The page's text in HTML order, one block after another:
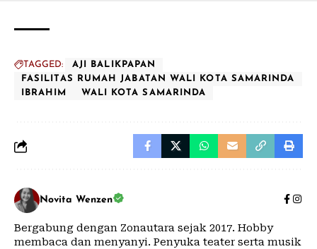
TAGGED:
AJI BALIKPAPAN
FASILITAS RUMAH JABATAN WALI KOTA SAMARINDA
IBRAHIM
WALI KOTA SAMARINDA
Novita Wenzen
Bergabung dengan Zonautara sejak 2017. Hobby
membaca dan menyanyi. Penyuka teater serta musik